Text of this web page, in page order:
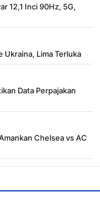
12,1 Inci 90Hz, 5G,
Ukraina, Lima Terluka
Data Perpajakan
Chelsea vs AC